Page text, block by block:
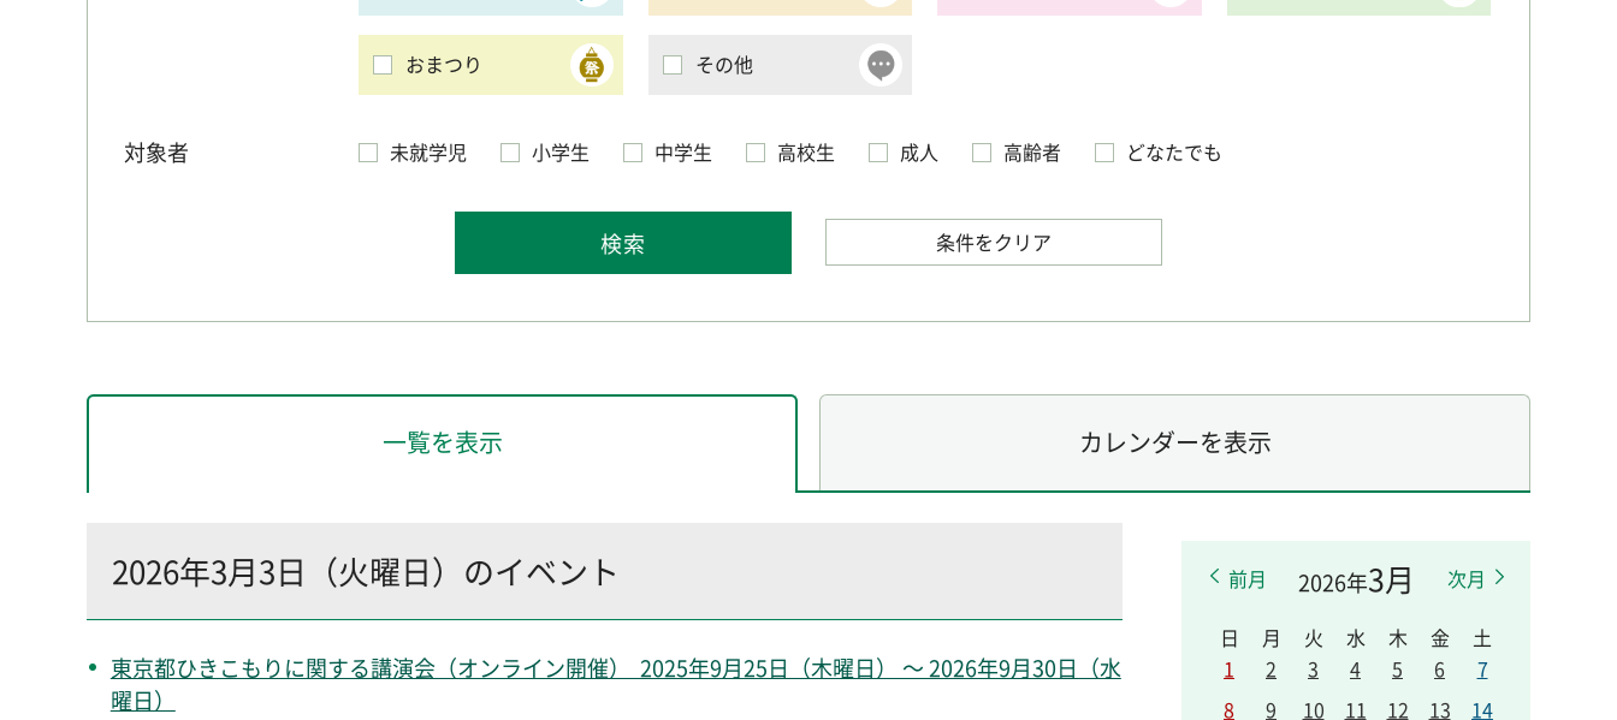
おまつり その他
対象者 未就学児 小学生 中学生 高校生 成人 高齢者 どなたでも
条件をクリア
一覧を表示 カレンダーを表示
2026年3月
前月 次月
日 月 火 水 木 金
土
1
2 3 4 5 6
7
8
9 10 11 12 13
14
2026年3月3日（火曜日）のイベント
東京都ひきこもりに関する講演会（オンライン開催） 2025年9月25日（木曜日） ～ 2026年9月30日（水
曜日）